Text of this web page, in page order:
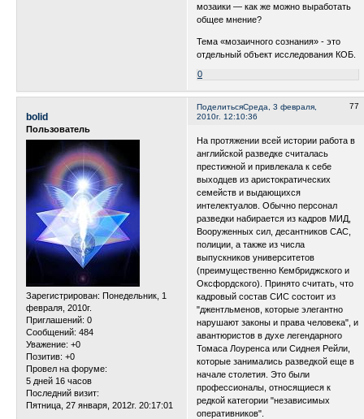
мозаики — как же можно выработать
общее мнение?
Тема «мозаичного сознания» - это
отдельный объект исследования КОБ.
0
Поделиться 77
Среда, 3 февраля,
2010г. 12:10:36
bolid
Пользователь
Зарегистрирован: Понедельник, 1
февраля, 2010г.
Приглашений: 0
Сообщений: 484
Уважение: +0
Позитив: +0
Провел на форуме:
5 дней 16 часов
Последний визит:
Пятница, 27 января, 2012г. 20:17:01
На протяжении всей истории работа в
английской разведке считалась
престижной и привлекала к себе
выходцев из аристократических
семейств и выдающихся
интелектуалов. Обычно персонал
разведки набирается из кадров МИД,
Вооруженных сил, десантников САС,
полиции, а также из числа
выпускников университетов
(преимущественно Кембриджского и
Оксфордского). Принято считать, что
кадровый состав СИС состоит из
"джентльменов, которые элегантно
нарушают законы и права человека", и
авантюристов в духе легендарного
Томаса Лоуренса или Сиднея Рейли,
которые занимались разведкой еще в
начале столетия. Это были
профессионалы, относящиеся к
редкой категории "независимых
оперативников".